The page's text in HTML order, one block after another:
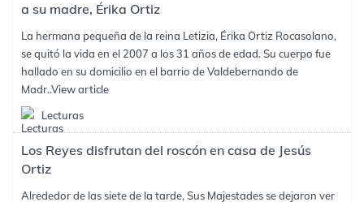
a su madre, Érika Ortiz
La hermana pequeña de la reina Letizia, Érika Ortiz Rocasolano,
se quitó la vida en el 2007 a los 31 años de edad. Su cuerpo fue
hallado en su domicilio en el barrio de Valdebernando de
Madr..View article
Lecturas
Los Reyes disfrutan del roscón en casa de Jesús
Ortiz
Alrededor de las siete de la tarde, Sus Majestades se dejaron ver